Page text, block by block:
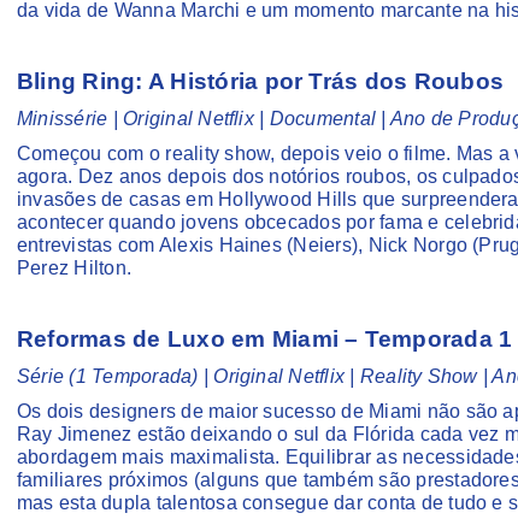
da vida de Wanna Marchi e um momento marcante na
Bling Ring: A História por Trás dos Roubos
Minissérie | Original Netflix | Documental | Ano de
Começou com o reality show, depois veio o filme. Mas
agora. Dez anos depois dos notórios roubos, os
invasões de casas em Hollywood Hills que
acontecer quando jovens obcecados por fama e
entrevistas com Alexis Haines (Neiers), Nick Norgo
Perez Hilton.
Reformas de Luxo em Miami – Temporada 1
Série (1 Temporada) | Original Netflix | Reality Show |
Os dois designers de maior sucesso de Miami não são
Ray Jimenez estão deixando o sul da Flórida cada vez
abordagem mais maximalista. Equilibrar as
familiares próximos (alguns que também são
mas esta dupla talentosa consegue dar conta de tudo e